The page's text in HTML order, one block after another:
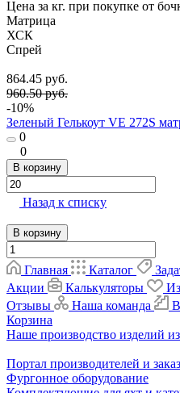
Цена за кг. при покупке от
Матрица
ХСК
Спрей
864.45 руб.
960.50 руб.
-10%
Зеленый Гелькоут VE 272S
0
0
В корзину
Назад к списку
В корзину
Главная Каталог
Акции
Калькуляторы
Отзывы
Наша команда
Корзина
Наше производство изделий
Портал производителей и
Фургонное оборудование